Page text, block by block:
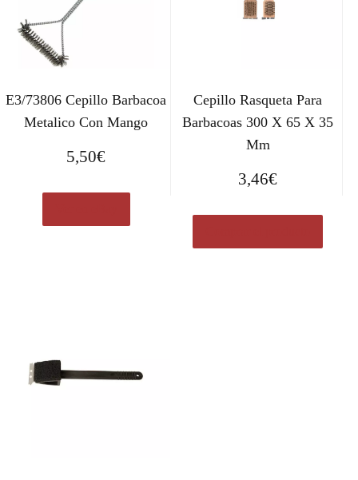
E3/73806 Cepillo Barbacoa
Metalico Con Mango
5,50€
Cepillo Rasqueta Para
Barbacoas 300 X 65 X 35
Mm
3,46€